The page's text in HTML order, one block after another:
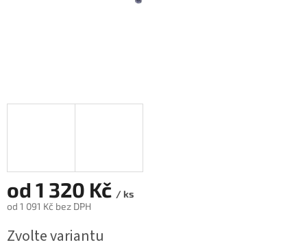
od 1 320 Kč / ks
od 1 091 Kč bez DPH
cena:
Zvolte variantu